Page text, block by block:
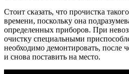
Стоит сказать, что прочистка
времени, поскольку она
определенных приборов. При
очистку специальными
необходимо демонтировать, после
и снова поставить на место.